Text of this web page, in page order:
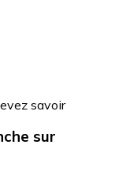
savoir
sur